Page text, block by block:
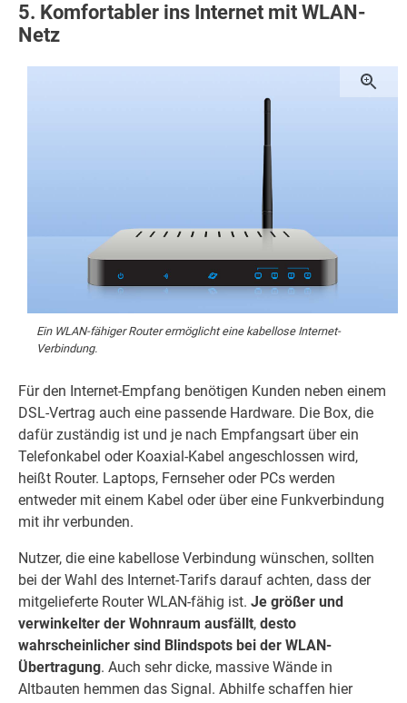
5. Komfortabler ins Internet mit WLAN-
Netz
Ein WLAN-fähiger Router ermöglicht eine kabellose Internet-
Verbindung.
Für den Internet-Empfang benötigen Kunden neben einem
DSL-Vertrag auch eine passende Hardware. Die Box, die
dafür zuständig ist und je nach Empfangsart über ein
Telefonkabel oder Koaxial-Kabel angeschlossen wird,
heißt Router. Laptops, Fernseher oder PCs werden
entweder mit einem Kabel oder über eine Funkverbindung
mit ihr verbunden.
Nutzer, die eine kabellose Verbindung wünschen, sollten
bei der Wahl des Internet-Tarifs darauf achten, dass der
mitgelieferte Router WLAN-fähig ist. Je größer und
verwinkelter der Wohnraum ausfällt, desto
wahrscheinlicher sind Blindspots bei der WLAN-
Übertragung. Auch sehr dicke, massive Wände in
Altbauten hemmen das Signal. Abhilfe schaffen hier